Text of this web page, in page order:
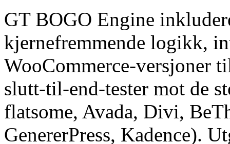
GT BOGO Engine
kjernefremmende logikk,
WooCommerce-versjoner
slutt-til-end-tester mot de
flatsome, Avada, Divi,
GenererPress, Kadence).